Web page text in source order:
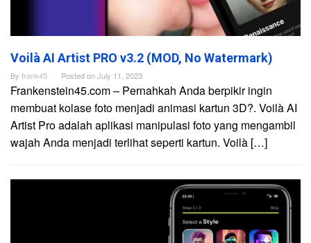
Voilà AI Artist PRO v3.2 (MOD, No Watermark)
By frank45 Posted onJuly 11, 2023
Frankenstein45.com – Pernahkah Anda berpikir ingin
membuat kolase foto menjadi animasi kartun 3D?. Voilà AI
Artist Pro adalah aplikasi manipulasi foto yang mengambil
wajah Anda menjadi terlihat seperti kartun. Voilà […]